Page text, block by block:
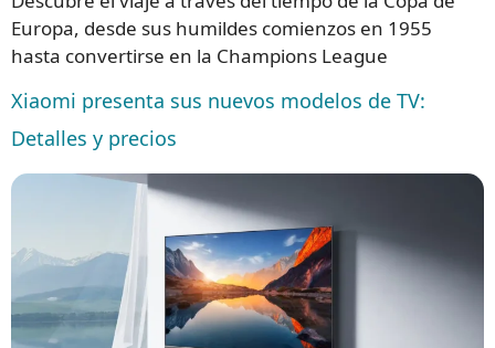
Europa, desde sus humildes comienzos en 1955
hasta convertirse en la Champions League
Xiaomi presenta sus nuevos modelos de TV:
Detalles y precios